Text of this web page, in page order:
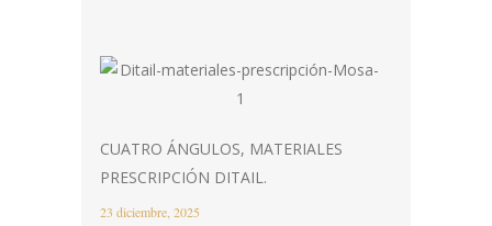
CUATRO ÁNGULOS, MATERIALES
PRESCRIPCIÓN DITAIL.
23 diciembre, 2025